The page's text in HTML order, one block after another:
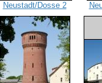
Neustadt/Dosse 2